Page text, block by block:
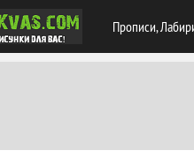
Прописи,